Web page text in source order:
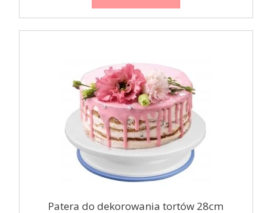
Patera do dekorowania tortów 28cm